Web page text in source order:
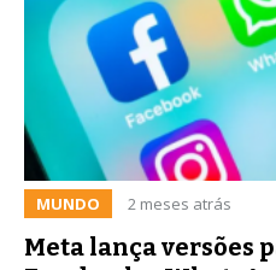
MUNDO 2 meses atrás
Meta lança versões